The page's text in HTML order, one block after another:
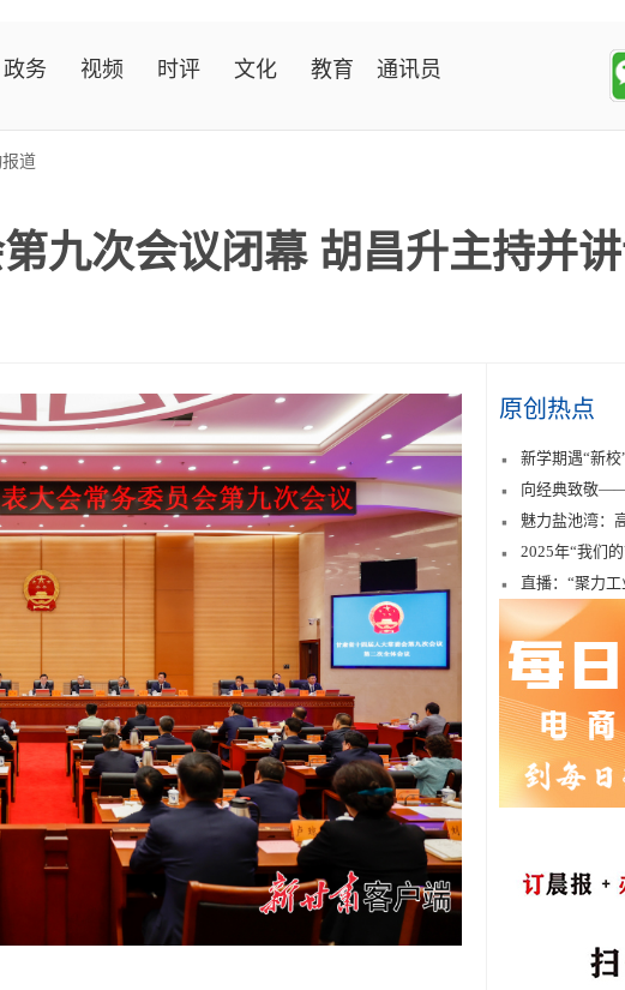
政务 视频 时评 文化 教育 通讯员
道
九次会议闭幕 胡昌升主持并
原创热点
新学期遇“新
向经典致敬
魅力盐池湾：
2025年“我们
直播：“聚力